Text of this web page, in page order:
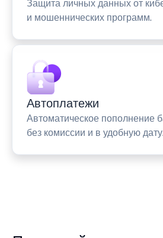
Защита личных данных от
и мошеннических программ.
Автоплатежи
Автоматическое пополнение
без комиссии и в удобную дату.